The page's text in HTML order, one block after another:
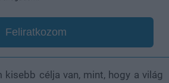
Feliratkozom
kisebb célja van, mint, hogy a világ